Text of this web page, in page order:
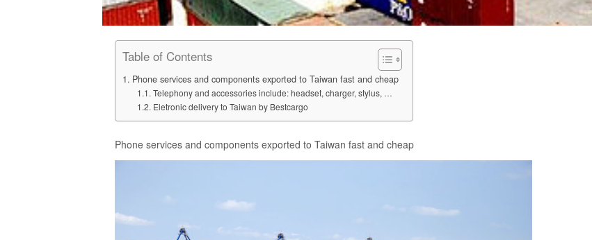
Table of Contents
Phone services and components exported to Taiwan fast and cheap
Telephony and accessories include: headset, charger, stylus, …
Eletronic delivery to Taiwan by Bestcargo
Phone services and components exported to Taiwan fast and cheap